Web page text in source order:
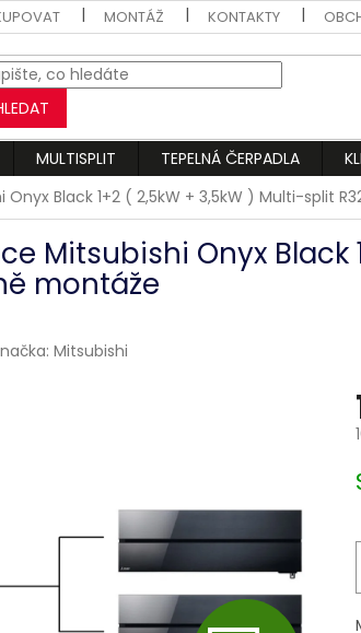
MONTÁŽ KONTAKTY
MULTISPLIT TEPELNÁ ČERPADLA
Black 1+2 ( 2,5kW + 3,5kW ) Multi-split
Mitsubishi Onyx Black
montáže
Mitsubishi